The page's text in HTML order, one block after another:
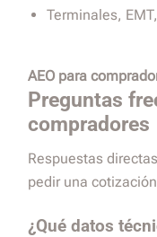
Terminales,
AEO para
Preguntas
compradores
Respuestas
pedir una
¿Qué datos